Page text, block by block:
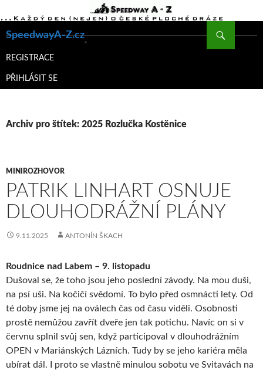
SpeedwayA-Z.cz
K
WEBU
REGISTRACE
PŘIHLÁSIT SE
Archiv pro štítek: 2025 Rozlučka Kostěnice
MINIROZHOVOR
PATRIK LINHART OSNUJE
DLOUHODRÁŽNÍ PLÁNY
9.11.2025 ANTONÍN ŠKACH
Roudnice nad Labem – 9. listopadu
Dušoval se, že toho jsou jeho poslední závody. Na mou duši,
na psí uši. Na kočičí svědomí. To bylo před osmnácti lety. Od
té doby jsme jej na oválech čas od času viděli. Osobnosti
prostě nemůžou zavřít dveře jen tak potichu. Navíc on si v
červnu splnil svůj sen, když participoval v dlouhodrážním
OPEN v Mariánských Lázních. Tudy by se jeho kariéra měla
ubírat dál. I proto se vlastně minulou sobotu ve Svitavách na